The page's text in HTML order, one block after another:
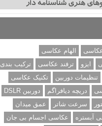
الهام عکاسی
ایزو ترفند عکاسی
ترکیب بندی
تنظیمات دوربین
تکنیک عکاسی
دریچه دیافراگم
دوربین DSLR
سرعت شاتر
عمق میدان
آبستره
عکاسی اجسام بی جان